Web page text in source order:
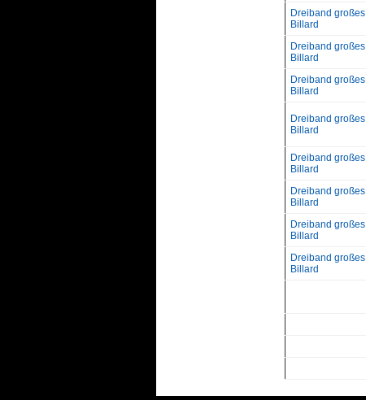
Dreiband großes
Billard
Dreiband großes
Billard
Dreiband großes
Billard
Dreiband großes
Billard
Dreiband großes
Billard
Dreiband großes
Billard
Dreiband großes
Billard
Dreiband großes
Billard